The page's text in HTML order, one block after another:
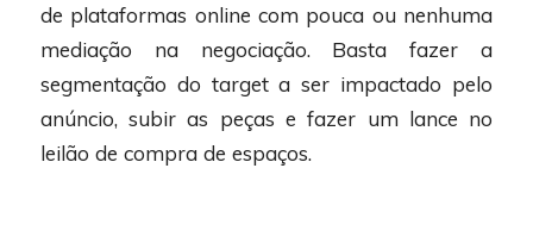
de plataformas online com pouca ou nenhuma
mediação na negociação. Basta fazer a
segmentação do target a ser impactado pelo
anúncio, subir as peças e fazer um lance no
leilão de compra de espaços.